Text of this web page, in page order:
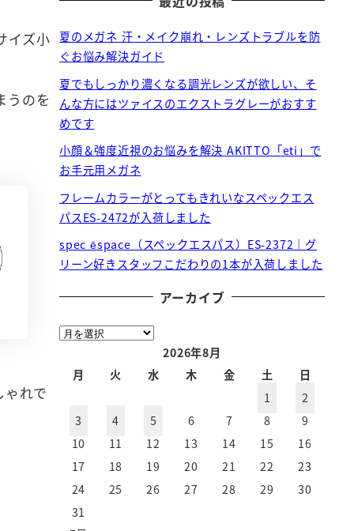
イズ小
うのを
れで
夏のメガネ 汗・メイク崩れ・レンズトラブルを防
ぐお悩み解決ガイド
夏でもしっかり濃くなる調光レンズが欲しい、そ
んな方にはツァイスのエクストラグレーがおすす
めです
小顔＆強度近視のお悩みを解決 AKITTO「eti」で
お手元用メガネ
フレームカラーがとってもきれいなスペックエス
パスES-2472が入荷しました
spec ēspace（スペックエスパス）ES-2372｜グ
リーン好きスタッフこだわりの1本が入荷しました
アーカイブ
ア
2026年8月
月
火 水 木 金 土
日
1
2
3
4 5 6 7 8
9
10
11 12 13 14 15
16
17
18 19 20 21 22
23
24
25 26 27 28 29
30
31